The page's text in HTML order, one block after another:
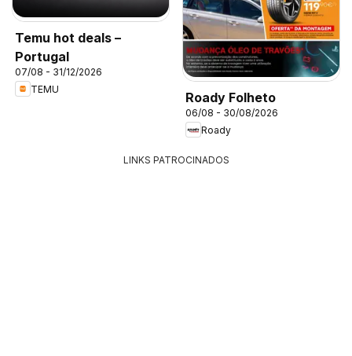
Temu hot deals –
Portugal
07/08 - 31/12/2026
TEMU
Roady Folheto
06/08 - 30/08/2026
Roady
LINKS PATROCINADOS